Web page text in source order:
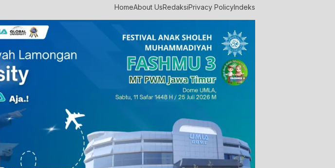
HomeAbout UsRedaksiPrivacy PolicyIndeks